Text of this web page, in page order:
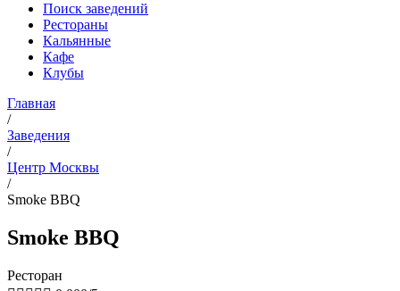
Поиск заведений
Рестораны
Кальянные
Кафе
Клубы
Главная
/
Заведения
/
Центр Москвы
/
Smoke BBQ
Smoke BBQ
Ресторан